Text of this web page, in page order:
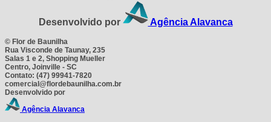
Desenvolvido por Agência Alavanca
© Flor de Baunilha
Rua Visconde de Taunay, 235
Salas 1 e 2, Shopping Mueller
Centro, Joinville - SC
Contato: (47) 99941-7820
comercial@flordebaunilha.com.br
Desenvolvido por
Agência Alavanca